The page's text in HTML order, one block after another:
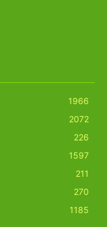
1966
2072
226
1597
211
270
1185